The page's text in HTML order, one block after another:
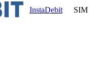
InstaDebit SIM